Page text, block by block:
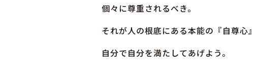
個々に尊重されるべき。
それが人の根底にある本能の『自尊心』
自分で自分を満たしてあげよう。